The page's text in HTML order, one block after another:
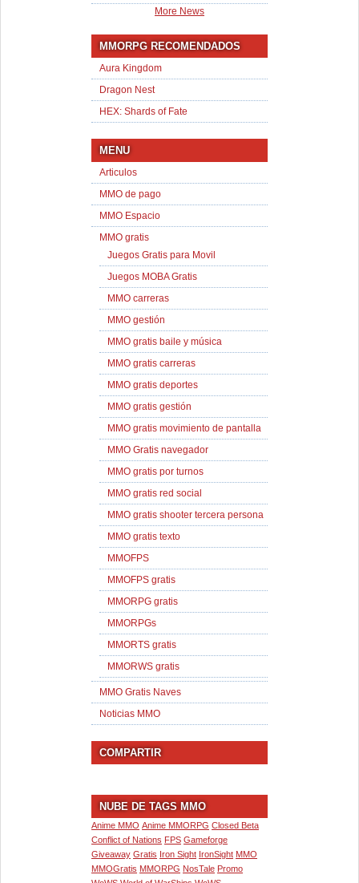
More News
MMORPG RECOMENDADOS
Aura Kingdom
Dragon Nest
HEX: Shards of Fate
MENU
Articulos
MMO de pago
MMO Espacio
MMO gratis
Juegos Gratis para Movil
Juegos MOBA Gratis
MMO carreras
MMO gestión
MMO gratis baile y música
MMO gratis carreras
MMO gratis deportes
MMO gratis gestión
MMO gratis movimiento de pantalla
MMO Gratis navegador
MMO gratis por turnos
MMO gratis red social
MMO gratis shooter tercera persona
MMO gratis texto
MMOFPS
MMOFPS gratis
MMORPG gratis
MMORPGs
MMORTS gratis
MMORWS gratis
MMO Gratis Naves
Noticias MMO
COMPARTIR
NUBE DE TAGS MMO
Anime MMO Anime MMORPG Closed Beta
Conflict of Nations FPS Gameforge
Giveaway Gratis Iron Sight IronSight MMO
MMOGratis MMORPG NosTale Promo